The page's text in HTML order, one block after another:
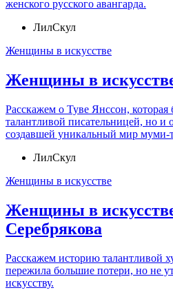
женского русского авангарда.
ЛилСкул
Женщины в искусстве
Женщины в
Расскажем о Туве Янссон, которая
талантливой писательницей, но и
создавшей уникальный мир муми-
ЛилСкул
Женщины в искусстве
Женщины в
Серебрякова
Расскажем историю талантливой
пережила большие потери, но не
искусству.